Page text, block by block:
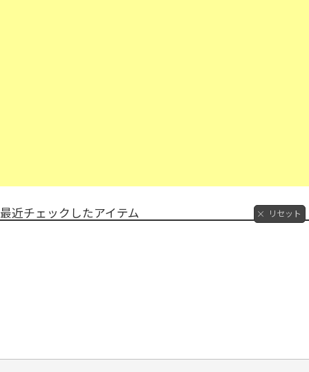
最近チェックしたアイテム リセット